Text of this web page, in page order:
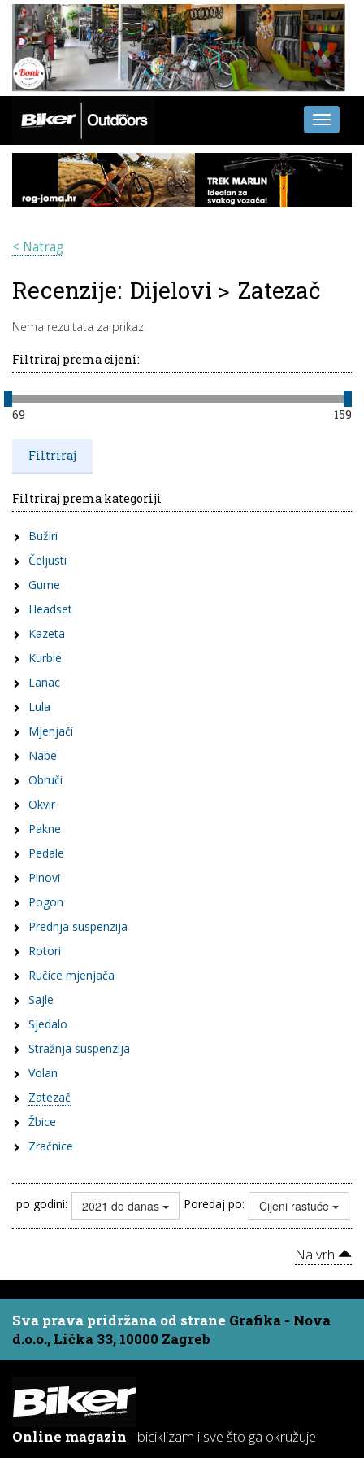
Toggle
< Natrag
Recenzije: Dijelovi > Zatezač
Nema rezultata za prikaz
Filtriraj prema cijeni:
69 159
Filtriraj prema kategoriji
Bužiri
Čeljusti
Gume
Headset
Kazeta
Kurble
Lanac
Lula
Mjenjači
Nabe
Obruči
Okvir
Pakne
Pedale
Pinovi
Pogon
Prednja suspenzija
Rotori
Ručice mjenjača
Sajle
Sjedalo
Stražnja suspenzija
Volan
Zatezač
Žbice
Zračnice
po godini: 2021 do danas Poredaj po: Cijeni rastuće
Na vrh
Sva prava pridržana od strane Grafika - Nova
d.o.o., Lička 33, 10000 Zagreb
Online magazin - biciklizam i sve što ga okružuje